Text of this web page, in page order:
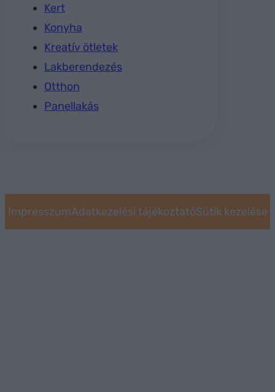
Kert
Konyha
Kreatív ötletek
Lakberendezés
Otthon
Panellakás
ImpresszumAdatkezelési tájékoztatóSütik kezelése